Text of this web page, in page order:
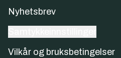
Nyhetsbrev
Vilkår og bruksbetingelser